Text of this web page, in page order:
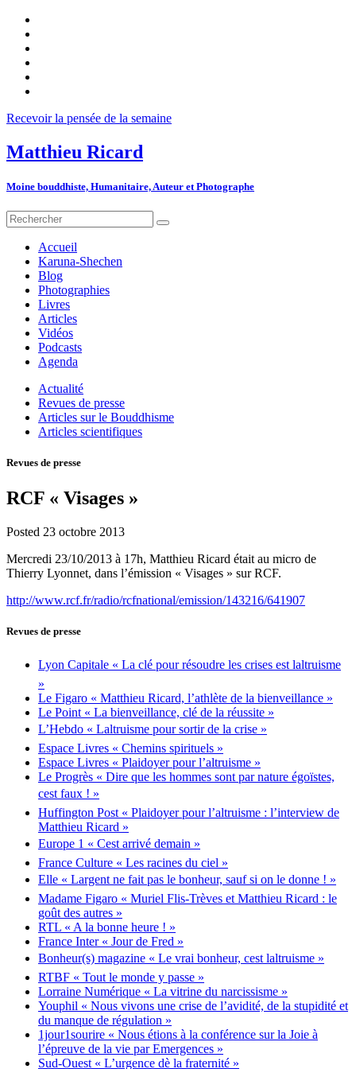
Recevoir la pensée de la semaine
Matthieu Ricard
Moine bouddhiste, Humanitaire, Auteur et Photographe
Accueil
Karuna-Shechen
Blog
Photographies
Livres
Articles
Vidéos
Podcasts
Agenda
Actualité
Revues de presse
Articles sur le Bouddhisme
Articles scientifiques
Revues de presse
RCF « Visages »
Posted 23 octobre 2013
Mercredi 23/10/2013 à 17h, Matthieu Ricard était au micro de
Thierry Lyonnet, dans l’émission « Visages » sur RCF.
http://www.rcf.fr/radio/rcfnational/emission/143216/641907
Revues de presse
Lyon Capitale « La clé pour résoudre les crises est laltruisme
»
Le Figaro « Matthieu Ricard, l’athlète de la bienveillance »
Le Point « La bienveillance, clé de la réussite »
L’Hebdo « Laltruisme pour sortir de la crise »
Espace Livres « Chemins spirituels »
Espace Livres « Plaidoyer pour l’altruisme »
Le Progrès « Dire que les hommes sont par nature égoïstes,
cest faux ! »
Huffington Post « Plaidoyer pour l’altruisme : l’interview de
Matthieu Ricard »
Europe 1 « Cest arrivé demain »
France Culture « Les racines du ciel »
Elle « Largent ne fait pas le bonheur, sauf si on le donne ! »
Madame Figaro « Muriel Flis-Trèves et Matthieu Ricard : le
goût des autres »
RTL « A la bonne heure ! »
France Inter « Jour de Fred »
Bonheur(s) magazine « Le vrai bonheur, cest laltruisme »
RTBF « Tout le monde y passe »
Lorraine Numérique « La vitrine du narcissisme »
Youphil « Nous vivons une crise de l’avidité, de la stupidité et
du manque de régulation »
1jour1sourire « Nous étions à la conférence sur la Joie à
l’épreuve de la vie par Emergences »
Sud-Ouest « L’urgence dè la fraternité »